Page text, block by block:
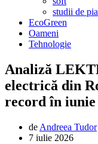
studii de
EcoGreen
Oameni
Tehnologie
Analiză
electrică din
record în iunie
de Andreea Tudor
7 iulie 2026